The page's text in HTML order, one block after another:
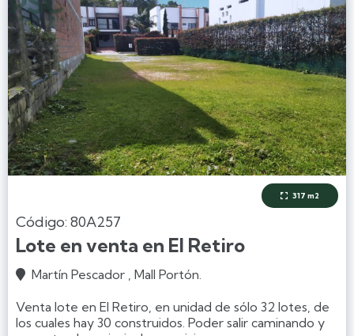
 317 m2
Código: 80A257
Lote en venta en El Retiro
 Martín Pescador , Mall Portón.
Venta lote en El Retiro, en unidad de sólo 32 lotes, de
los cuales hay 30 construidos. Poder salir caminando y